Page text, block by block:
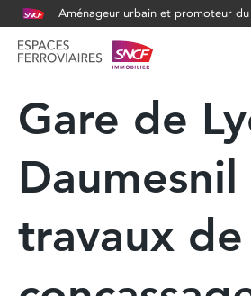
Aménageur urbain et promoteur
Gare de
Daumesnil
travaux de